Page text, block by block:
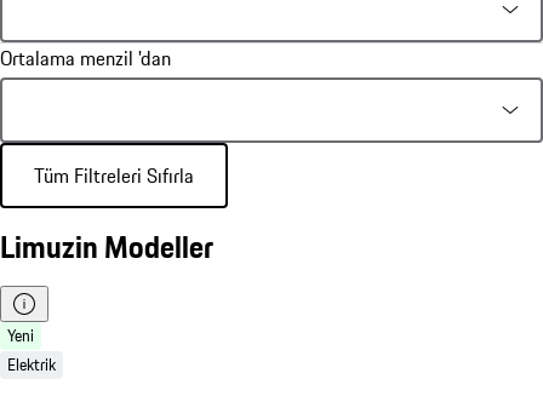
Ortalama menzil 'dan
Tüm Filtreleri Sıfırla
Limuzin Modeller
Yeni
Elektrik